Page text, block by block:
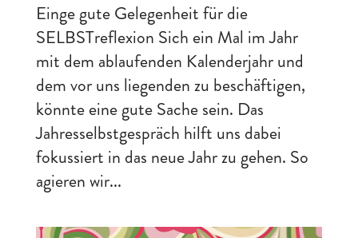
Einge gute Gelegenheit für die
SELBSTreflexion Sich ein Mal im Jahr
mit dem ablaufenden Kalenderjahr und
dem vor uns liegenden zu beschäftigen,
könnte eine gute Sache sein. Das
Jahresselbstgespräch hilft uns dabei
fokussiert in das neue Jahr zu gehen. So
agieren wir...